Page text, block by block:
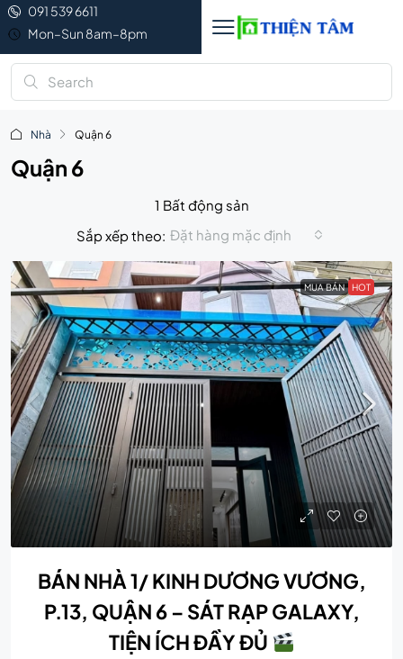
091 539 6611
Mon–Sun 8am–8pm
Nhà Quận 6
Quận 6
1 Bất động sản
Sắp xếp theo: Đặt hàng mặc định
MUA BÁN HOT
BÁN NHÀ 1/ KINH DƯƠNG VƯƠNG,
P.13, QUẬN 6 – SÁT RẠP GALAXY,
TIỆN ÍCH ĐẦY ĐỦ